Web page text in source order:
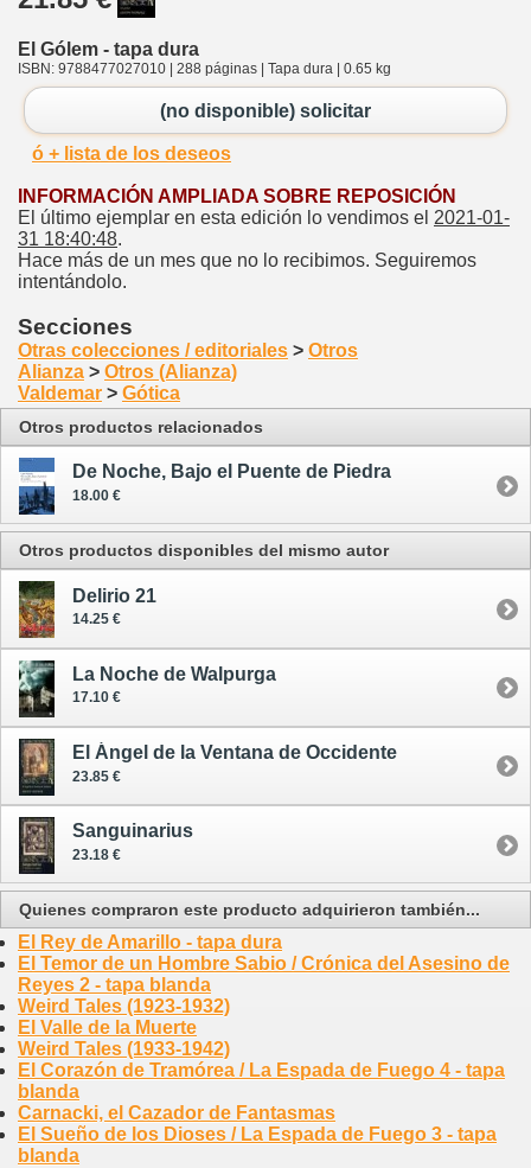
El Gólem - tapa dura
ISBN: 9788477027010 | 288 páginas | Tapa dura | 0.65 kg
(no disponible) solicitar
ó + lista de los deseos
INFORMACIÓN AMPLIADA SOBRE REPOSICIÓN
El último ejemplar en esta edición lo vendimos el 2021-01-
31 18:40:48.
Hace más de un mes que no lo recibimos. Seguiremos
intentándolo.
Secciones
Otras colecciones / editoriales > Otros
Alianza > Otros (Alianza)
Valdemar > Gótica
Otros productos relacionados
De Noche, Bajo el Puente de Piedra
18.00 €
Otros productos disponibles del mismo autor
Delirio 21
14.25 €
La Noche de Walpurga
17.10 €
El Ángel de la Ventana de Occidente
23.85 €
Sanguinarius
23.18 €
Quienes compraron este producto adquirieron también...
El Rey de Amarillo - tapa dura
El Temor de un Hombre Sabio / Crónica del Asesino de
Reyes 2 - tapa blanda
Weird Tales (1923-1932)
El Valle de la Muerte
Weird Tales (1933-1942)
El Corazón de Tramórea / La Espada de Fuego 4 - tapa
blanda
Carnacki, el Cazador de Fantasmas
El Sueño de los Dioses / La Espada de Fuego 3 - tapa
blanda